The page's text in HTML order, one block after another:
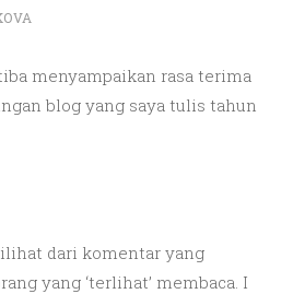
menyampaikan rasa terima
blog yang saya tulis tahun
dari komentar yang
yang ‘terlihat’ membaca. I